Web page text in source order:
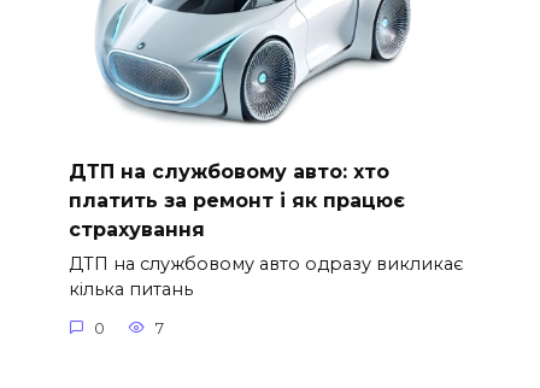
ДТП на службовому авто: хто
платить за ремонт і як працює
страхування
ДТП на службовому авто одразу викликає
кілька питань
0 7